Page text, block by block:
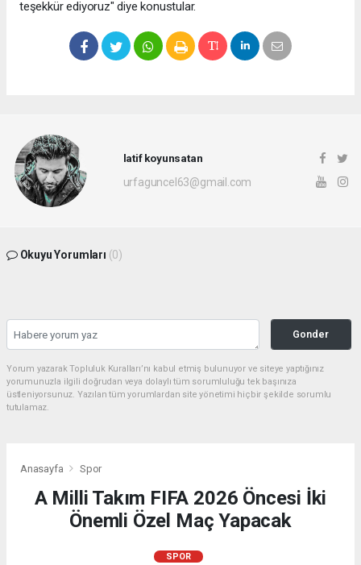
teşekkür ediyoruz" diye konustular.
latif koyunsatan
urfaguncel63@gmail.com
Okuyu Yorumları (0)
Gonder
Yorum yazarak Topluluk Kuralları’nı kabul etmiş bulunuyor ve siteye yaptığınız
yorumunuzla ilgili doğrudan veya dolaylı tüm sorumluluğu tek başınıza
üstleniyorsunuz. Yazılan tüm yorumlardan site yönetimi hiçbir şekilde sorumlu
tutulamaz.
Anasayfa Spor
A Milli Takım FIFA 2026 Öncesi İki
Önemli Özel Maç Yapacak
SPOR